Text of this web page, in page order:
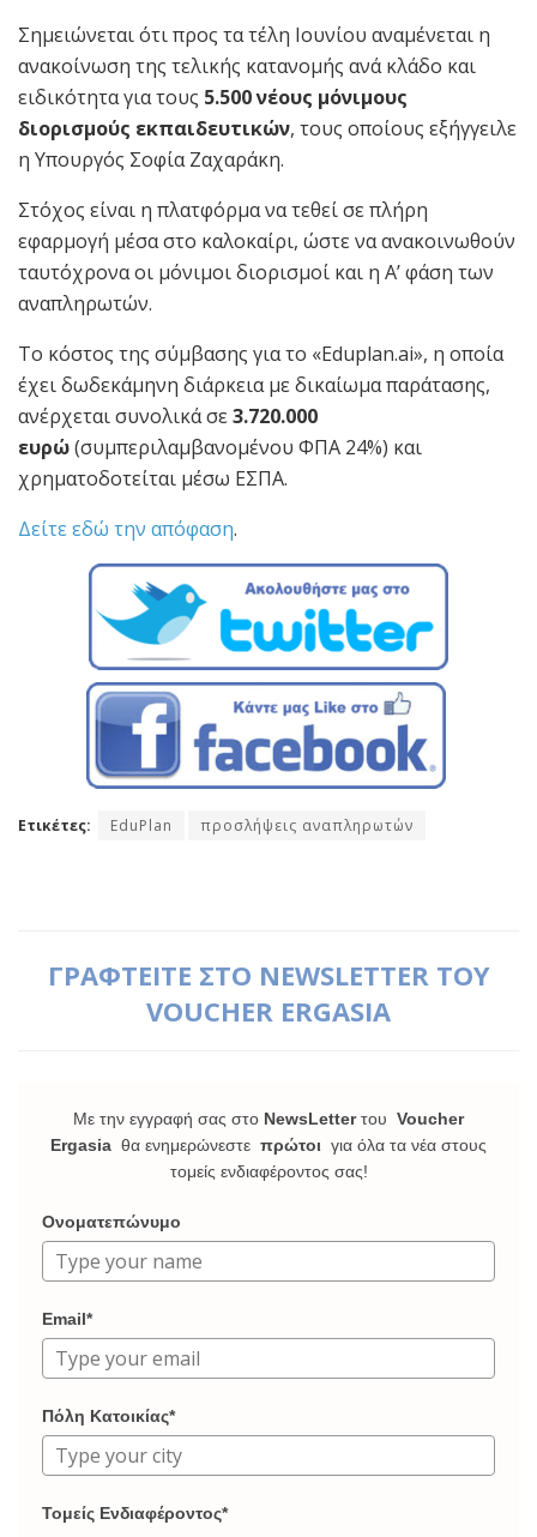
Σημειώνεται ότι προς τα τέλη Ιουνίου αναμένεται η
ανακοίνωση της τελικής κατανομής ανά κλάδο και
ειδικότητα για τους 5.500 νέους μόνιμους
διορισμούς εκπαιδευτικών, τους οποίους εξήγγειλε
η Υπουργός Σοφία Ζαχαράκη.
Στόχος είναι η πλατφόρμα να τεθεί σε πλήρη
εφαρμογή μέσα στο καλοκαίρι, ώστε να ανακοινωθούν
ταυτόχρονα οι μόνιμοι διορισμοί και η Α’ φάση των
αναπληρωτών.
Το κόστος της σύμβασης για το «Eduplan.ai», η οποία
έχει δωδεκάμηνη διάρκεια με δικαίωμα παράτασης,
ανέρχεται συνολικά σε3.720.000
ευρώ(συμπεριλαμβανομένου ΦΠΑ 24%) και
χρηματοδοτείται μέσω ΕΣΠΑ.
Δείτε εδώ την απόφαση.
Ετικέτες: EduPlan προσλήψεις αναπληρωτών
ΓΡΑΦΤΕΙΤΕ ΣΤΟ NEWSLETTER ΤΟΥ
VOUCHER ERGASIA
Με την εγγραφή σας στο NewsLetterτου Voucher
Ergasia θα ενημερώνεστε πρώτοι για όλα τα νέα στους
τομείς ενδιαφέροντος σας!
Ονοματεπώνυμο
Email*
Πόλη Κατοικίας*
Τομείς Ενδιαφέροντος*